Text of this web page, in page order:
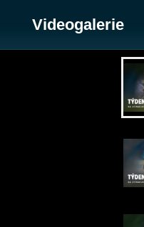
Zobrazit galerii
Videogalerie